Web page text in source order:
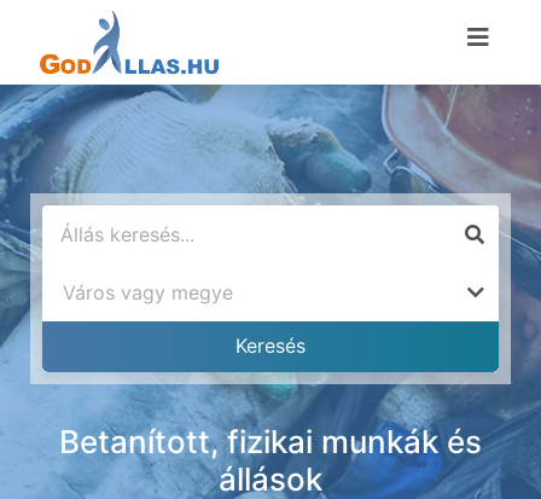
Betanított, fizikai munkák és
állások